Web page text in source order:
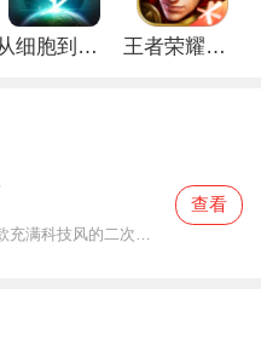
从细胞到奇点手游 王者荣耀无限点券解锁版
查看